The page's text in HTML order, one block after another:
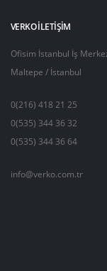
VERKO İLETIŞIM
Ofisim İstanbul İş
Maltepe / İstanbul
0(216) 418 21 25
0(535) 344 36 32
0(535) 344 36 64
info@verko.com.tr